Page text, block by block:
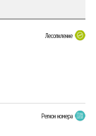
Лесопиление
Регион номера